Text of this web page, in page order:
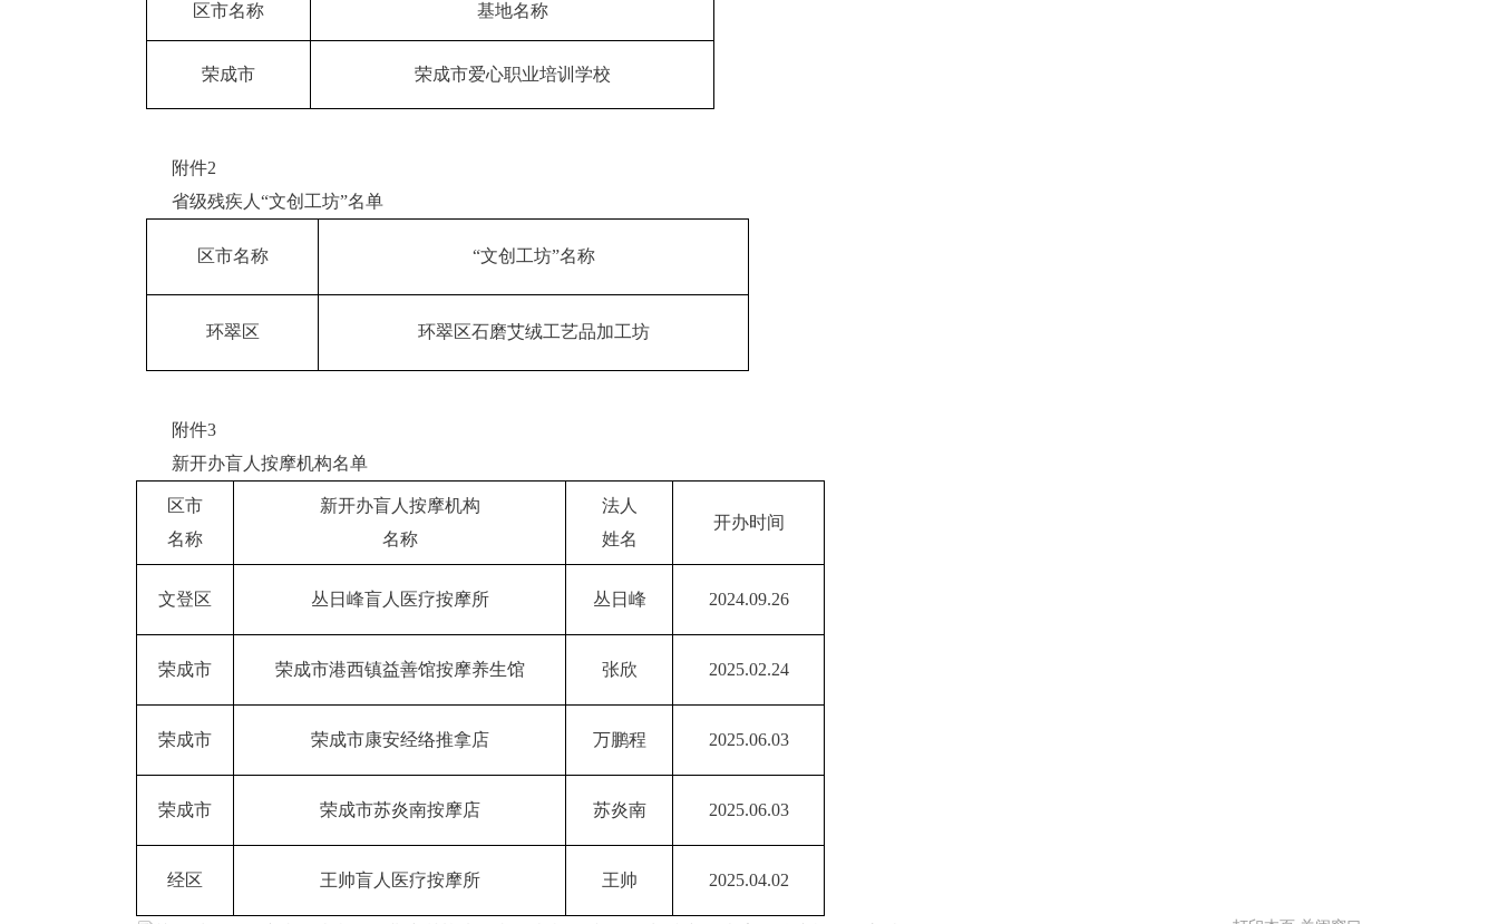
区市名称 基地名称
荣成市 荣成市爱心职业培训学校
附件2
省级残疾人“文创工坊”名单
区市名称 “文创工坊”名称
环翠区 环翠区石磨艾绒工艺品加工坊
附件3
新开办盲人按摩机构名单
区市
名称
新开办盲人按摩机构
名称
法人
姓名
开办时间
文登区 丛日峰盲人医疗按摩所 丛日峰 2024.09.26
荣成市 荣成市港西镇益善馆按摩养生馆 张欣 2025.02.24
荣成市 荣成市康安经络推拿店 万鹏程 2025.06.03
荣成市 荣成市苏炎南按摩店 苏炎南 2025.06.03
经区 王帅盲人医疗按摩所 王帅 2025.04.02